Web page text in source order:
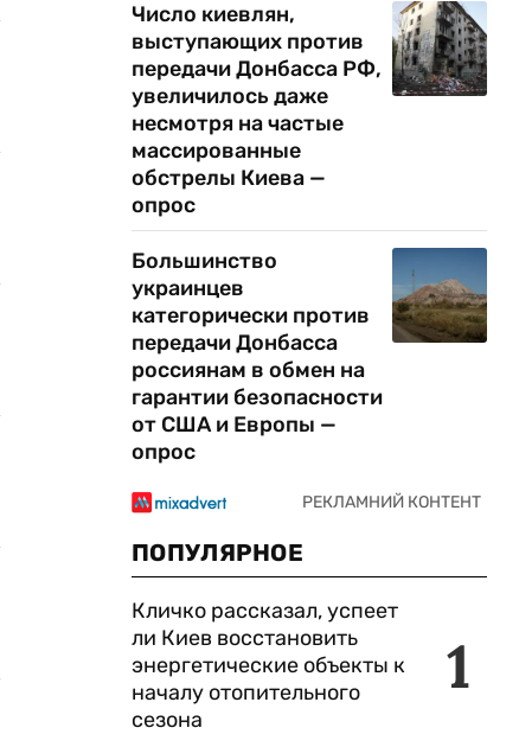
Число киевлян,
выступающих против
передачи Донбасса РФ,
увеличилось даже
несмотря на частые
массированные
обстрелы Киева —
опрос
Большинство
украинцев
категорически против
передачи Донбасса
россиянам в обмен на
гарантии безопасности
от США и Европы —
опрос
ПОПУЛЯРНОЕ
1
Кличко рассказал, успеет
ли Киев восстановить
энергетические объекты к
началу отопительного
сезона